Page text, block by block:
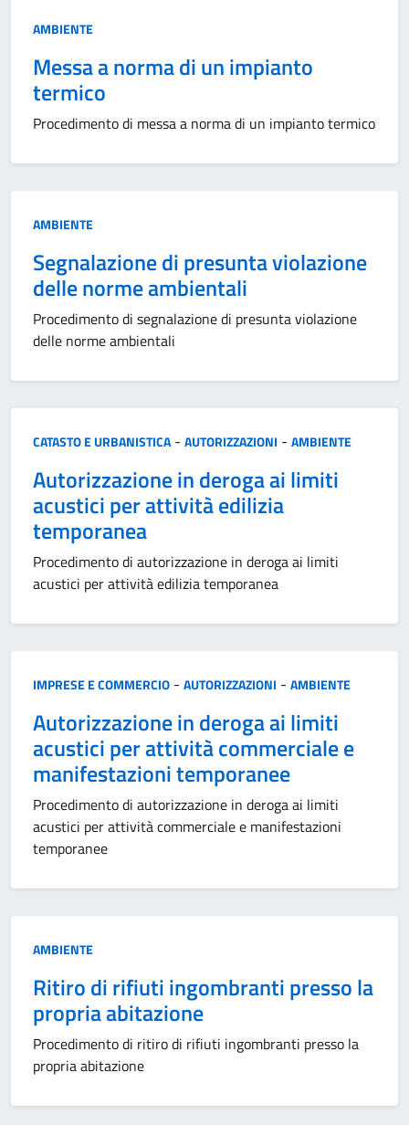
Categoria:
AMBIENTE
Messa a norma di un impianto
termico
Procedimento di messa a norma di un impianto termico
Categoria:
AMBIENTE
Segnalazione di presunta violazione
delle norme ambientali
Procedimento di segnalazione di presunta violazione
delle norme ambientali
Categoria:
CATASTO E URBANISTICA - AUTORIZZAZIONI - AMBIENTE
Autorizzazione in deroga ai limiti
acustici per attività edilizia
temporanea
Procedimento di autorizzazione in deroga ai limiti
acustici per attività edilizia temporanea
Categoria:
IMPRESE E COMMERCIO - AUTORIZZAZIONI - AMBIENTE
Autorizzazione in deroga ai limiti
acustici per attività commerciale e
manifestazioni temporanee
Procedimento di autorizzazione in deroga ai limiti
acustici per attività commerciale e manifestazioni
temporanee
Categoria:
AMBIENTE
Ritiro di rifiuti ingombranti presso la
propria abitazione
Procedimento di ritiro di rifiuti ingombranti presso la
propria abitazione